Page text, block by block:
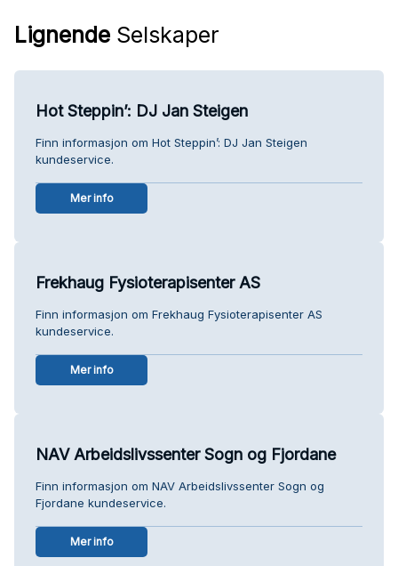
Lignende Selskaper
Hot Steppin’: DJ Jan Steigen
Finn informasjon om Hot Steppin’: DJ Jan Steigen
kundeservice.
Mer info
Frekhaug Fysioterapisenter AS
Finn informasjon om Frekhaug Fysioterapisenter AS
kundeservice.
Mer info
NAV Arbeidslivssenter Sogn og Fjordane
Finn informasjon om NAV Arbeidslivssenter Sogn og
Fjordane kundeservice.
Mer info